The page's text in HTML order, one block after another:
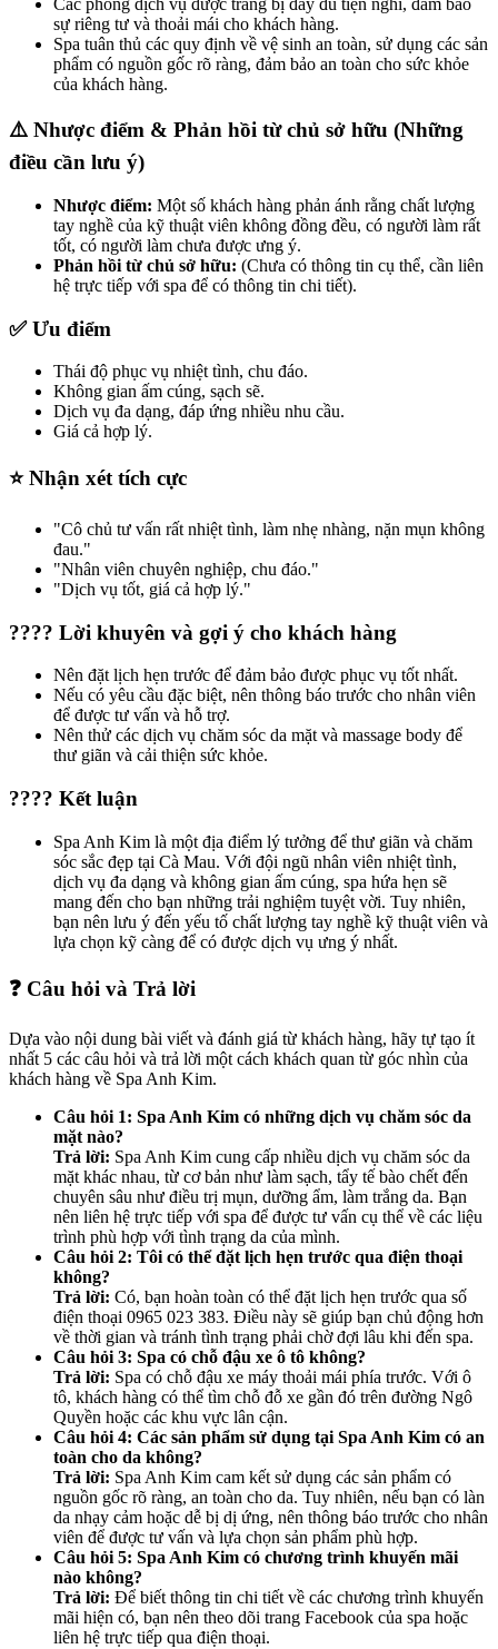
sự riêng tư và thoải mái cho khách hàng.
Spa tuân thủ các quy định về vệ sinh an toàn, sử dụng các sản
phẩm có nguồn gốc rõ ràng, đảm bảo an toàn cho sức khỏe
của khách hàng.
⚠️ Nhược điểm & Phản hồi từ chủ sở hữu (Những
điều cần lưu ý)
Nhược điểm: Một số khách hàng phản ánh rằng chất lượng
tay nghề của kỹ thuật viên không đồng đều, có người làm rất
tốt, có người làm chưa được ưng ý.
Phản hồi từ chủ sở hữu: (Chưa có thông tin cụ thể, cần liên
hệ trực tiếp với spa để có thông tin chi tiết).
✅ Ưu điểm
Thái độ phục vụ nhiệt tình, chu đáo.
Không gian ấm cúng, sạch sẽ.
Dịch vụ đa dạng, đáp ứng nhiều nhu cầu.
Giá cả hợp lý.
⭐ Nhận xét tích cực
"Cô chủ tư vấn rất nhiệt tình, làm nhẹ nhàng, nặn mụn không
đau."
"Nhân viên chuyên nghiệp, chu đáo."
"Dịch vụ tốt, giá cả hợp lý."
???? Lời khuyên và gợi ý cho khách hàng
Nên đặt lịch hẹn trước để đảm bảo được phục vụ tốt nhất.
Nếu có yêu cầu đặc biệt, nên thông báo trước cho nhân viên
để được tư vấn và hỗ trợ.
Nên thử các dịch vụ chăm sóc da mặt và massage body để
thư giãn và cải thiện sức khỏe.
???? Kết luận
Spa Anh Kim là một địa điểm lý tưởng để thư giãn và chăm
sóc sắc đẹp tại Cà Mau. Với đội ngũ nhân viên nhiệt tình,
dịch vụ đa dạng và không gian ấm cúng, spa hứa hẹn sẽ
mang đến cho bạn những trải nghiệm tuyệt vời. Tuy nhiên,
bạn nên lưu ý đến yếu tố chất lượng tay nghề kỹ thuật viên và
lựa chọn kỹ càng để có được dịch vụ ưng ý nhất.
❓ Câu hỏi và Trả lời
Dựa vào nội dung bài viết và đánh giá từ khách hàng, hãy tự tạo ít
nhất 5 các câu hỏi và trả lời một cách khách quan từ góc nhìn của
khách hàng về Spa Anh Kim.
Câu hỏi 1: Spa Anh Kim có những dịch vụ chăm sóc da
mặt nào?
Trả lời: Spa Anh Kim cung cấp nhiều dịch vụ chăm sóc da
mặt khác nhau, từ cơ bản như làm sạch, tẩy tế bào chết đến
chuyên sâu như điều trị mụn, dưỡng ẩm, làm trắng da. Bạn
nên liên hệ trực tiếp với spa để được tư vấn cụ thể về các liệu
trình phù hợp với tình trạng da của mình.
Câu hỏi 2: Tôi có thể đặt lịch hẹn trước qua điện thoại
không?
Trả lời: Có, bạn hoàn toàn có thể đặt lịch hẹn trước qua số
điện thoại 0965 023 383. Điều này sẽ giúp bạn chủ động hơn
về thời gian và tránh tình trạng phải chờ đợi lâu khi đến spa.
Câu hỏi 3: Spa có chỗ đậu xe ô tô không?
Trả lời: Spa có chỗ đậu xe máy thoải mái phía trước. Với ô
tô, khách hàng có thể tìm chỗ đỗ xe gần đó trên đường Ngô
Quyền hoặc các khu vực lân cận.
Câu hỏi 4: Các sản phẩm sử dụng tại Spa Anh Kim có an
toàn cho da không?
Trả lời: Spa Anh Kim cam kết sử dụng các sản phẩm có
nguồn gốc rõ ràng, an toàn cho da. Tuy nhiên, nếu bạn có làn
da nhạy cảm hoặc dễ bị dị ứng, nên thông báo trước cho nhân
viên để được tư vấn và lựa chọn sản phẩm phù hợp.
Câu hỏi 5: Spa Anh Kim có chương trình khuyến mãi
nào không?
Trả lời: Để biết thông tin chi tiết về các chương trình khuyến
mãi hiện có, bạn nên theo dõi trang Facebook của spa hoặc
liên hệ trực tiếp qua điện thoại.